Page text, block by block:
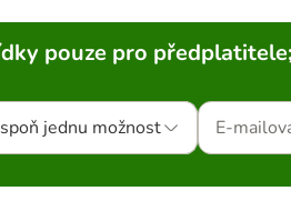
pouze pro
jednu možnost